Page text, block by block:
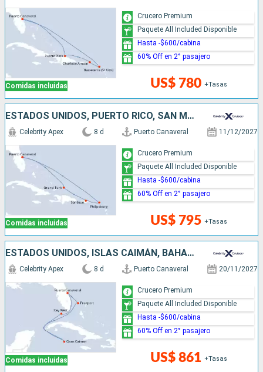
Comidas incluidas US$ 780 +Tasas
Crucero Premium
Paquete All Included Disponible
Hasta -$600/cabina
60% Off en 2° pasajero
ESTADOS UNIDOS, PUERTO RICO, SAN MARTÍN
Comidas incluidas
Celebrity Apex 8 d Puerto Canaveral 11/12/2027
US$ 795 +Tasas
Crucero Premium
Paquete All Included Disponible
Hasta -$600/cabina
60% Off en 2° pasajero
ESTADOS UNIDOS, ISLAS CAIMÁN, BAHAMAS
Comidas incluidas
Celebrity Apex 8 d Puerto Canaveral 20/11/2027
US$ 861 +Tasas
Crucero Premium
Paquete All Included Disponible
Hasta -$600/cabina
60% Off en 2° pasajero